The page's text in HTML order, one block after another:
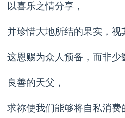
以喜乐之情分享，
并珍惜大地所结的果实，视
这恩赐为众人预备，而非少
良善的天父，
求祢使我们能够将自私消费